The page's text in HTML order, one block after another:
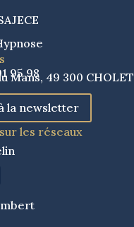
Mans, 49 300 CHOLET
95 98
la newsletter
les réseaux